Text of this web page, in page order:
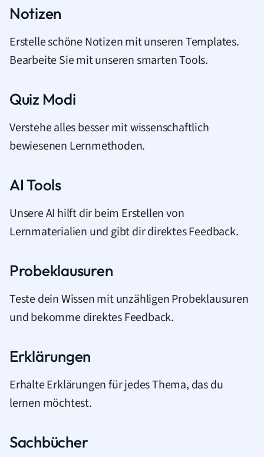
Notizen
Erstelle schöne Notizen mit unseren Templates.
Bearbeite Sie mit unseren smarten Tools.
Quiz Modi
Verstehe alles besser mit wissenschaftlich
bewiesenen Lernmethoden.
AI Tools
Unsere AI hilft dir beim Erstellen von
Lernmaterialien und gibt dir direktes Feedback.
Probeklausuren
Teste dein Wissen mit unzähligen Probeklausuren
und bekomme direktes Feedback.
Erklärungen
Erhalte Erklärungen für jedes Thema, das du
lernen möchtest.
Sachbücher